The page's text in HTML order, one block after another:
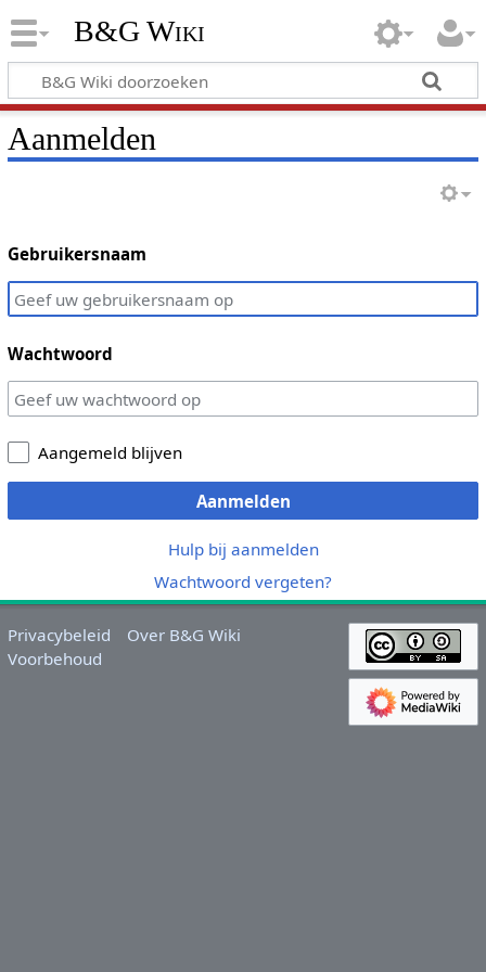
B&G Wiki
Aanmelden
Gebruikersnaam
Wachtwoord
Aangemeld blijven
Aanmelden
Hulp bij aanmelden
Wachtwoord vergeten?
Privacybeleid
Over B&G Wiki
Voorbehoud